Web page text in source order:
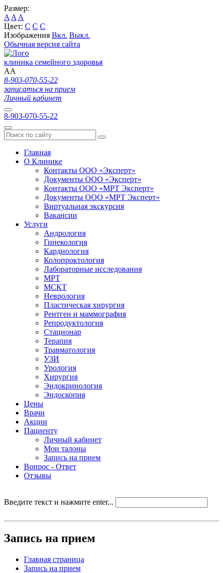
Размер:
A A A
Цвет: C C C
Изображения Вкл. Выкл.
Обычная версия сайта
клиника семейного здоровья
AA
8-903-070-55-22
записаться на прием
Личный кабинет
8-903-070-55-22
Главная
О Клинике
Контакты ООО «Эксперт»
Документы ООО «Эксперт»
Контакты ООО «МРТ Эксперт»
Документы ООО «МРТ Эксперт»
Виртуальная экскурсия
Вакансии
Услуги
Андрология
Гинекология
Кардиология
Колопроктология
Лабораторные исследования
МРТ
МСКТ
Неврология
Пластическая хирургия
Рентген и маммография
Репродуктология
Стационар
Терапия
Травматология
УЗИ
Урология
Хирургия
Эндокринология
Эндоскопия
Цены
Врачи
Акции
Пациенту
Личный кабинет
Мои талоны
Запись на прием
Вопрос - Ответ
Отзывы
Введите текст и нажмите enter...
Запись на прием
Главная страница
Запись на прием